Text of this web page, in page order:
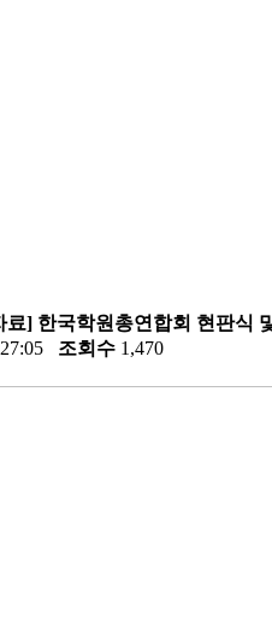
료] 한국학원총연합회 현판식
조회수 1,470